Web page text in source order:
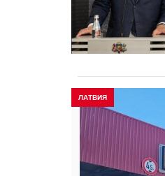
ЛАТВИЯ